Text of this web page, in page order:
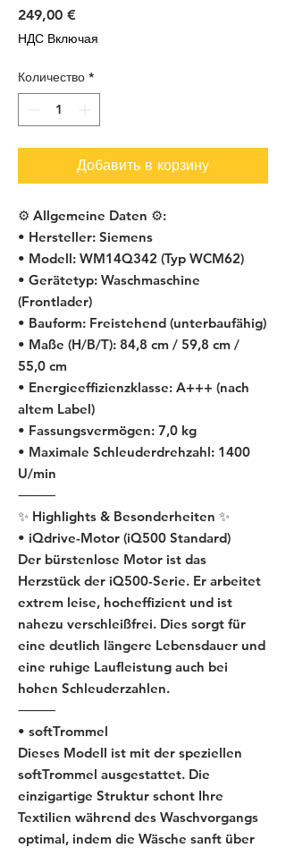
249,00 €
НДС Включая
Количество *
Добавить в корзину
⚙️ Allgemeine Daten ⚙️:
• Hersteller: Siemens
• Modell: WM14Q342 (Typ WCM62)
• Gerätetyp: Waschmaschine
(Frontlader)
• Bauform: Freistehend (unterbaufähig)
• Maße (H/B/T): 84,8 cm / 59,8 cm /
55,0 cm
• Energieeffizienzklasse: A+++ (nach
altem Label)
• Fassungsvermögen: 7,0 kg
• Maximale Schleuderdrehzahl: 1400
U/min
⸻
✨ Highlights & Besonderheiten ✨
• iQdrive-Motor (iQ500 Standard)
Der bürstenlose Motor ist das
Herzstück der iQ500-Serie. Er arbeitet
extrem leise, hocheffizient und ist
nahezu verschleißfrei. Dies sorgt für
eine deutlich längere Lebensdauer und
eine ruhige Laufleistung auch bei
hohen Schleuderzahlen.
⸻
• softTrommel
Dieses Modell ist mit der speziellen
softTrommel ausgestattet. Die
einzigartige Struktur schont Ihre
Textilien während des Waschvorgangs
optimal, indem die Wäsche sanft über